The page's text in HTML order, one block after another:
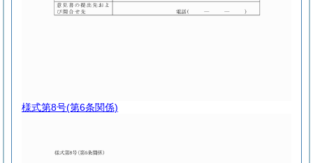
様式第8号(第6条関係)